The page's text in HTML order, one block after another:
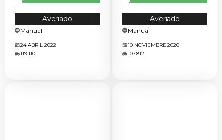
Averiado
Manual
24 ABRIL 2022
119.110
Averiado
Manual
10 NOVIEMBRE 2020
107.812